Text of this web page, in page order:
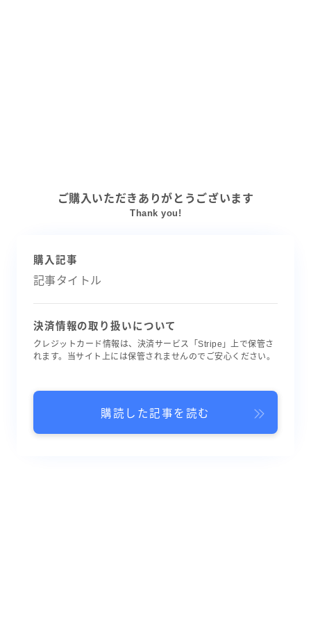
ご購入いただきありがとうございます
Thank you!
購入記事
記事タイトル
決済情報の取り扱いについて
クレジットカード情報は、決済サービス「Stripe」上で保管さ
れます。当サイト上には保管されませんのでご安心ください。
購読した記事を読む